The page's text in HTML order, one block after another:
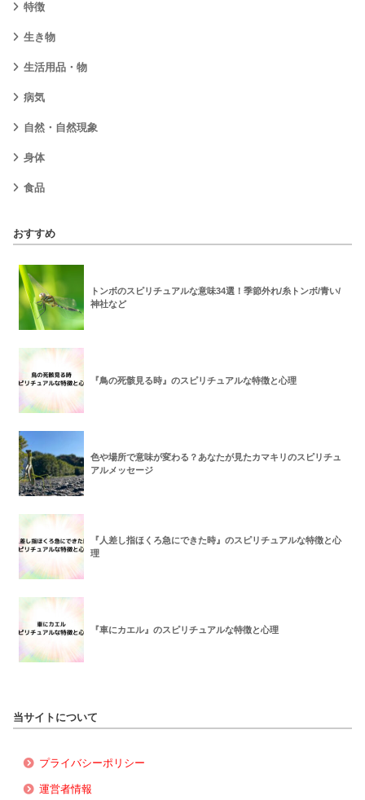
特徴
生き物
生活用品・物
病気
自然・自然現象
身体
食品
おすすめ
トンボのスピリチュアルな意味34選！季節外れ/糸トンボ/青い/
神社など
『鳥の死骸見る時』のスピリチュアルな特徴と心理
色や場所で意味が変わる？あなたが見たカマキリのスピリチュ
アルメッセージ
『人差し指ほくろ急にできた時』のスピリチュアルな特徴と心
理
『車にカエル』のスピリチュアルな特徴と心理
当サイトについて
プライバシーポリシー
運営者情報